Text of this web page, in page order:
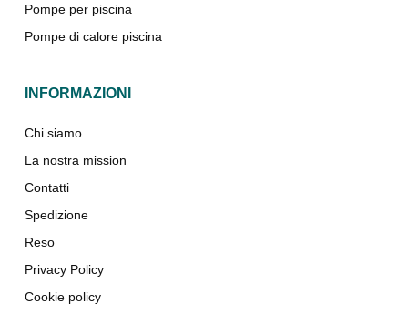
Pompe per piscina
Pompe di calore piscina
INFORMAZIONI
Chi siamo
La nostra mission
Contatti
Spedizione
Reso
Privacy Policy
Cookie policy